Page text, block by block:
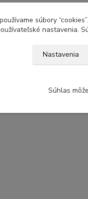
súbory
nastavenia.
Nastavenia
Súhlas